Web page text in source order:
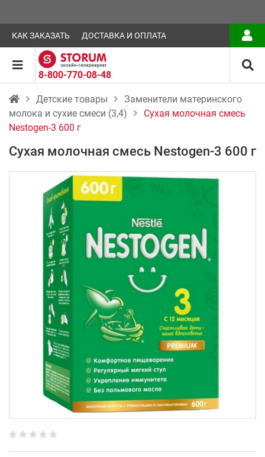
КАК ЗАКАЗАТЬ ДОСТАВКА И ОПЛАТА
8-800-770-08-48
Детские товары
Заменители материнского
молока и сухие смеси (3,4)
Сухая молочная смесь
Nestogen-3 600 г
Сухая молочная смесь Nestogen-3 600 г